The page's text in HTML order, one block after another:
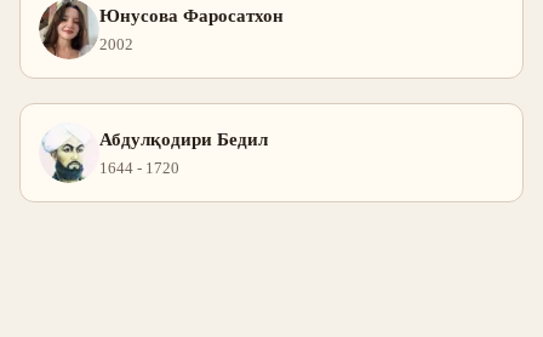
Юнусова Фаросатхон
2002
Абдулқодири Бедил
1644 - 1720